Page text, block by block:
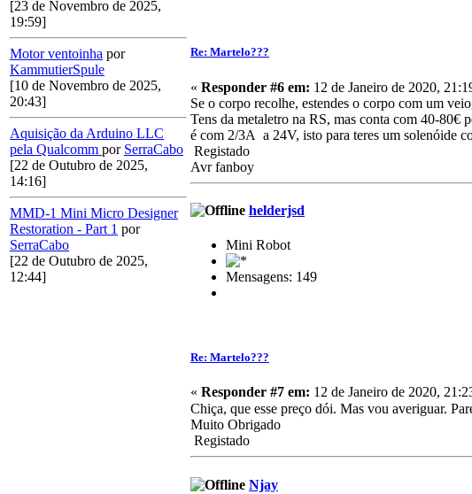
[23 de Novembro de 2025,
19:59]
Motor ventoinha por
KammutierSpule
[10 de Novembro de 2025,
20:43]
Aquisição da Arduino LLC
pela Qualcomm por SerraCabo
[22 de Outubro de 2025,
14:16]
MMD-1 Mini Micro Designer
Restoration - Part 1 por
SerraCabo
[22 de Outubro de 2025,
12:44]
Re: Martelo???
« Responder #6 em: 12 de Janeiro de 2020,
Se o corpo recolhe, estendes o corpo com um
Tens da metaletro na RS, mas conta com 40-80€
é com 2/3A a 24V, isto para teres um solenóide
Registado
Avr fanboy
helderjsd
Mini Robot
Mensagens: 149
Re: Martelo???
« Responder #7 em: 12 de Janeiro de 2020,
Chiça, que esse preço dói. Mas vou averiguar.
Muito Obrigado
Registado
Njay